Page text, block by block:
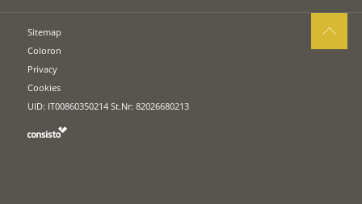
Sitemap
Coloron
Privacy
Cookies
UID: IT00860350214 St.Nr: 82026680213